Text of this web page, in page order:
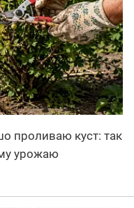
проливаю куст: так
урожаю